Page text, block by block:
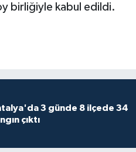
birliğiyle kabul edildi.
3 günde 8 ilçede 34
çıktı